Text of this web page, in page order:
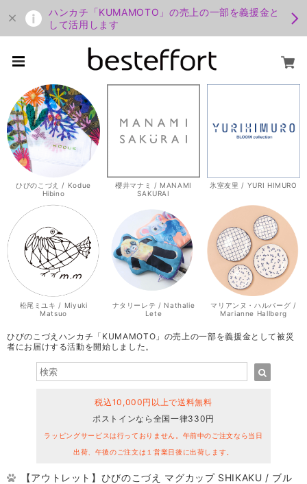
ハンカチ「KUMAMOTO」の売上の一部を義援金と
して活用します
ひびのこづえ / Kodue
Hibino
櫻井マナミ / MANAMI
SAKURAI
氷室友里 / YURI HIMURO
松尾ミユキ / Miyuki
Matsuo
ナタリーレテ / Nathalie
Lete
マリアンヌ・ハルバーグ /
Marianne Hallberg
ひびのこづえハンカチ「KUMAMOTO」の売上の一部を義援金として被災
者にお届けする活動を開始しました。
税込10,000円以上で送料無料
ポストインなら全国一律330円
ラッピングサービスは行っておりません。午前中のご注文なら当日
出荷、午後のご注文は１営業日後に出荷します。
【アウトレット】ひびのこづえ マグカップ SHIKAKU / ブル